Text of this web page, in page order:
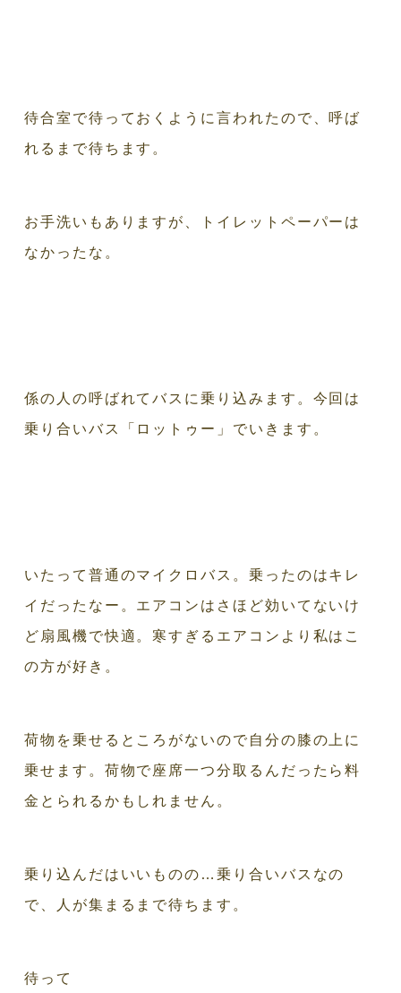
待合室で待っておくように言われたので、呼ば
れるまで待ちます。
お手洗いもありますが、トイレットペーパーは
なかったな。
係の人の呼ばれてバスに乗り込みます。今回は
乗り合いバス「ロットゥー」でいきます。
いたって普通のマイクロバス。乗ったのはキレ
イだったなー。エアコンはさほど効いてないけ
ど扇風機で快適。寒すぎるエアコンより私はこ
の方が好き。
荷物を乗せるところがないので自分の膝の上に
乗せます。荷物で座席一つ分取るんだったら料
金とられるかもしれません。
乗り込んだはいいものの…乗り合いバスなの
で、人が集まるまで待ちます。
待って